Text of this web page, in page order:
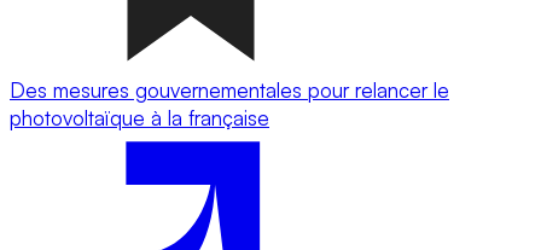
Des mesures gouvernementales pour relancer le
photovoltaïque à la française